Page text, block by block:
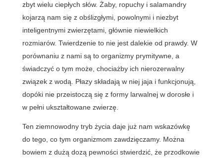
zbyt wielu ciepłych słów. Żaby, ropuchy i salamandry
kojarzą nam się z obślizgłymi, powolnymi i niezbyt
inteligentnymi zwierzętami, głównie niewielkich
rozmiarów. Twierdzenie to nie jest dalekie od prawdy. W
porównaniu z nami są to organizmy prymitywne, a
świadczyć o tym może, chociażby ich nierozerwalny
związek z wodą. Płazy składają w niej jaja i funkcjonują,
dopóki nie przeistoczą się z formy larwalnej w dorosłe i
w pełni ukształtowane zwierzę.
Ten ziemnowodny tryb życia daje już nam wskazówkę
do tego, co tym organizmom zawdzięczamy. Można
bowiem z dużą dozą pewności stwierdzić, że przodkowie